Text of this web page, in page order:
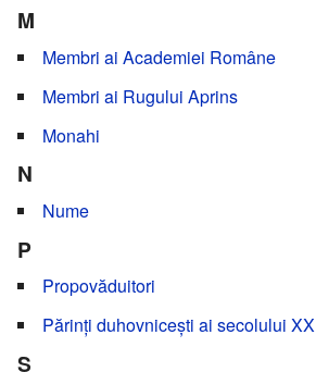
M
Membri ai Academiei Române
Membri ai Rugului Aprins
Monahi
N
Nume
P
Propovăduitori
Părinți duhovnicești ai secolului XX
S